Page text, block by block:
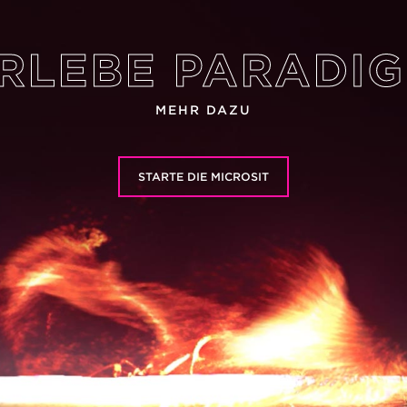
MEHR DAZU
STARTE DIE MICROSIT